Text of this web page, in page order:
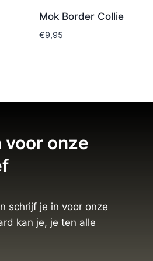
Mok Border Collie
€9,95
voor onze
schrijf je in voor onze
kan je, je ten alle